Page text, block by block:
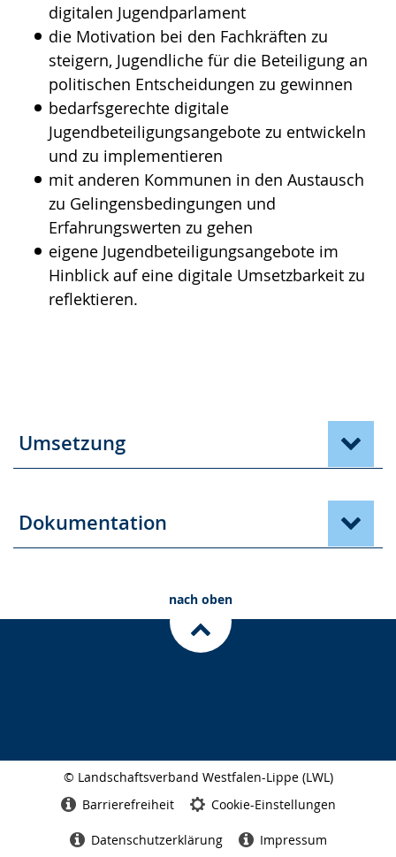
digitalen Jugendparlament
die Motivation bei den Fachkräften zu
steigern, Jugendliche für die Beteiligung an
politischen Entscheidungen zu gewinnen
bedarfsgerechte digitale
Jugendbeteiligungsangebote zu entwickeln
und zu implementieren
mit anderen Kommunen in den Austausch
zu Gelingensbedingungen und
Erfahrungswerten zu gehen
eigene Jugendbeteiligungsangebote im
Hinblick auf eine digitale Umsetzbarkeit zu
reflektieren.
Umsetzung
Dokumentation
nach oben
© Landschaftsverband Westfalen-Lippe (LWL)
Barrierefreiheit Cookie-Einstellungen
Datenschutzerklärung Impressum